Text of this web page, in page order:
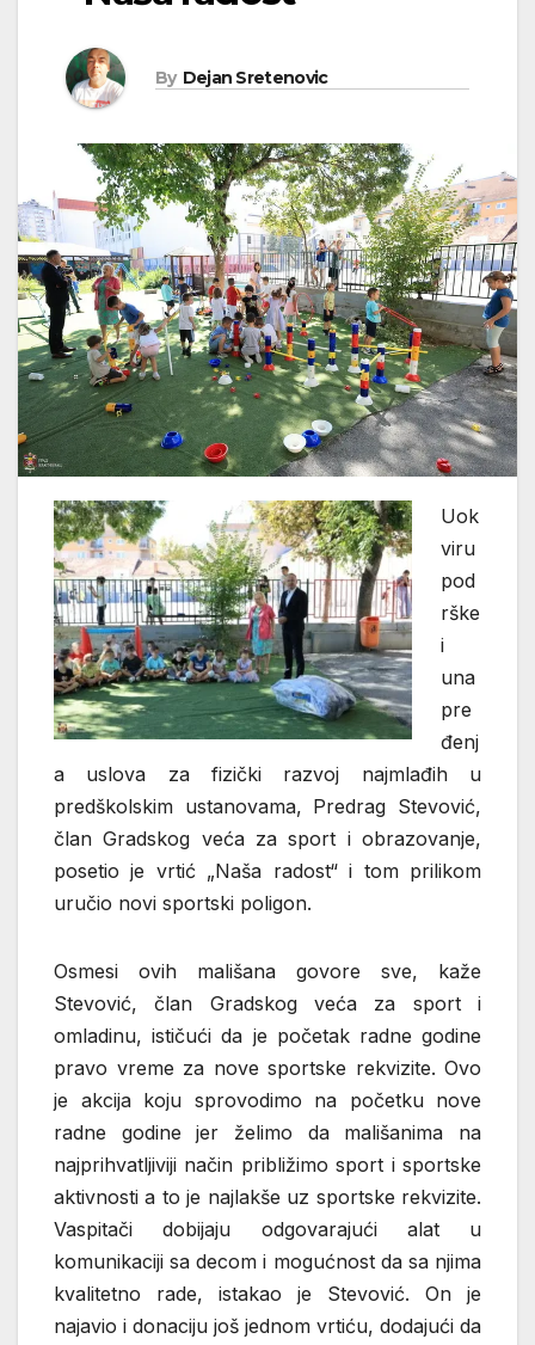
By Dejan Sretenovic
Uok
viru
pod
rške
i
una
pre
đenj
a uslova za fizički razvoj najmlađih u
predškolskim ustanovama, Predrag Stevović,
član Gradskog veća za sport i obrazovanje,
posetio je vrtić „Naša radost“ i tom prilikom
uručio novi sportski poligon.
Osmesi ovih mališana govore sve, kaže
Stevović, član Gradskog veća za sport i
omladinu, ističući da je početak radne godine
pravo vreme za nove sportske rekvizite. Ovo
je akcija koju sprovodimo na početku nove
radne godine jer želimo da mališanima na
najprihvatljiviji način približimo sport i sportske
aktivnosti a to je najlakše uz sportske rekvizite.
Vaspitači dobijaju odgovarajući alat u
komunikaciji sa decom i mogućnost da sa njima
kvalitetno rade, istakao je Stevović. On je
najavio i donaciju još jednom vrtiću, dodajući da